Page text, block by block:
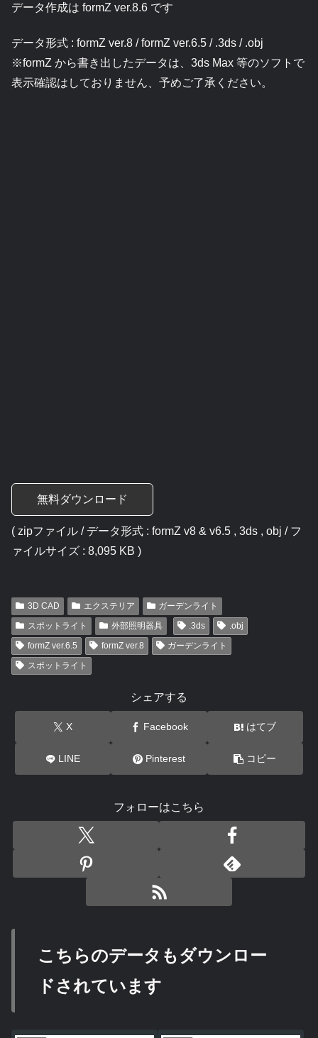
データ作成は formZ ver.8.6 です
データ形式 : formZ ver.8 / formZ ver.6.5 / .3ds / .obj
※formZ から書き出したデータは、3ds Max 等のソフトで
表示確認はしておりません、予めご了承ください。
無料ダウンロード
( zipファイル / データ形式 : formZ v8 & v6.5 , 3ds , obj / フ
ァイルサイズ : 8,095 KB )
3D CAD エクステリア
ガーデンライト
スポットライト
外部照明器具 .3ds
.obj
formZ ver.6.5
formZ ver.8
ガーデンライト
スポットライト
シェアする
X Facebook はてブ
LINE Pinterest コピー
フォローはこちら
こちらのデータもダウンロー
ドされています